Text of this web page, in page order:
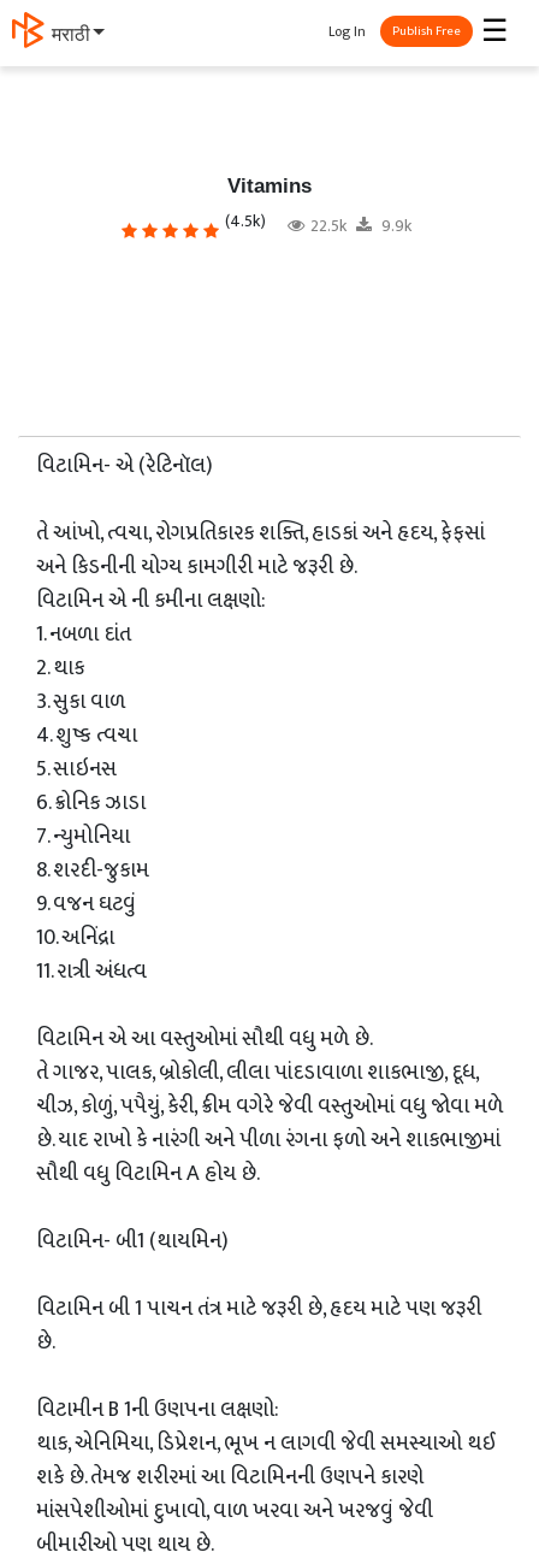
தமிழ் ☰
Log In Publish Free
Vitamins
(4.5k) 22.5k 9.9k
વિટામિન- એ (રેટિનૉલ)
તે આંખો, ત્વચા, રોગપ્રતિકારક શક્તિ, હાડકાં અને હૃદય, ફેફસાં
અને કિડનીની યોગ્ય કામગીરી માટે જરૂરી છે.
વિટામિન એ ની કમીના લક્ષણો:
1. નબળા દાંત
2. થાક
3. સુકા વાળ
4. શુષ્ક ત્વચા
5. સાઇનસ
6. ક્રોનિક ઝાડા
7. ન્યુમોનિયા
8. શરદી-જુકામ
9. વજન ઘટવું
10. અનિંદ્રા
11. રાત્રી અંધત્વ
વિટામિન એ આ વસ્તુઓમાં સૌથી વધુ મળે છે.
તે ગાજર, પાલક, બ્રોકોલી, લીલા પાંદડાવાળા શાકભાજી, દૂધ,
ચીઝ, કોળું, પપૈયું, કેરી, ક્રીમ વગેરે જેવી વસ્તુઓમાં વધુ જોવા મળે
છે. યાદ રાખો કે નારંગી અને પીળા રંગના ફળો અને શાકભાજીમાં
સૌથી વધુ વિટામિન A હોય છે.
વિટામિન- બી1 (થાયમિન)
વિટામિન બી 1 પાચન તંત્ર માટે જરૂરી છે, હૃદય માટે પણ જરૂરી
છે.
વિટામીન B 1ની ઉણપના લક્ષણો:
થાક, એનિમિયા, ડિપ્રેશન, ભૂખ ન લાગવી જેવી સમસ્યાઓ થઈ
શકે છે. તેમજ શરીરમાં આ વિટામિનની ઉણપને કારણે
માંસપેશીઓમાં દુખાવો, વાળ ખરવા અને ખરજવું જેવી
બીમારીઓ પણ થાય છે.